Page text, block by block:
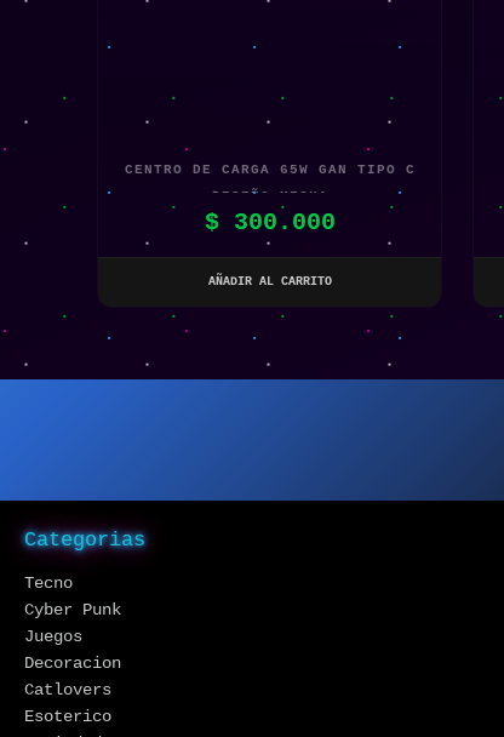
CENTRO DE CARGA 65W GAN TIPO C
DISEÑO MECHA
$300.000
AÑADIR AL CARRITO
Categorias
Tecno
Cyber Punk
Juegos
Decoracion
Catlovers
Esoterico